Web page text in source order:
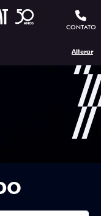
CONTATO
Alterar